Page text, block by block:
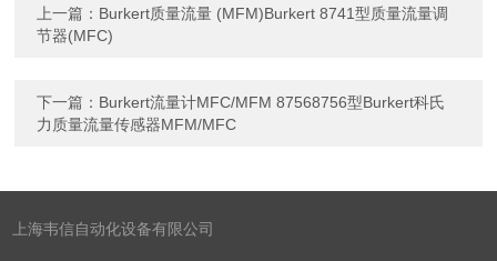
上一篇： Burkert质量流量 (MFM)Burkert 8741型质量流量调
节器(MFC)
下一篇： Burkert流量计MFC/MFM 87568756型Burkert科氏
力质量流量传感器MFM/MFC
上海韦信自动化设备有限公司